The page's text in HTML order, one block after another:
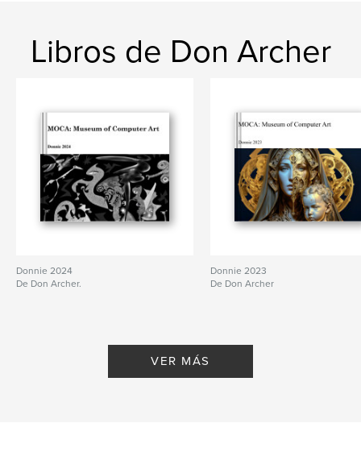
Libros de Don Archer
Donnie 2024
De Don Archer.
Donnie 2023
De Don Archer
VER MÁS